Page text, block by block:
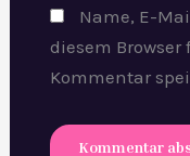
Name, E-
diesem
Kommentar